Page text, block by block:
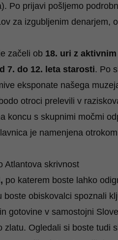
Po prijavi pošljemo
za izgubljenim denarjem,
začeli ob 18. uri z aktivnim
7. do 12. leta starosti. Po
eksponate našega
otroci prelevili v
koncu s skupnimi močmi
je namenjena
Atlantova skrivnost
po katerem boste lahko
boste obiskovalci spoznali
gotovine v samostojni
Ogledali si boste tudi